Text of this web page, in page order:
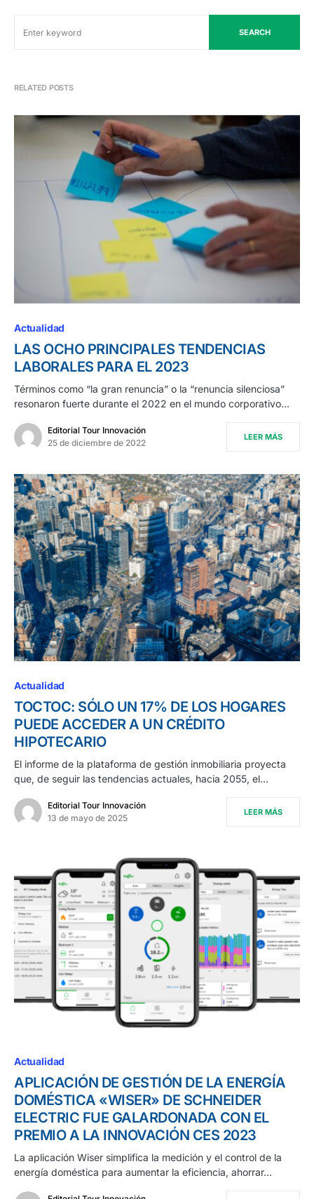
SEARCH
RELATED POSTS
Actualidad
LAS OCHO PRINCIPALES TENDENCIAS
LABORALES PARA EL 2023
Términos como “la gran renuncia” o la “renuncia silenciosa”
resonaron fuerte durante el 2022 en el mundo corporativo…
Editorial Tour Innovación
25 de diciembre de 2022
LEER MÁS
Actualidad
TOCTOC: SÓLO UN 17% DE LOS HOGARES
PUEDE ACCEDER A UN CRÉDITO
HIPOTECARIO
El informe de la plataforma de gestión inmobiliaria proyecta
que, de seguir las tendencias actuales, hacia 2055, el…
Editorial Tour Innovación
13 de mayo de 2025
LEER MÁS
Actualidad
APLICACIÓN DE GESTIÓN DE LA ENERGÍA
DOMÉSTICA «WISER» DE SCHNEIDER
ELECTRIC FUE GALARDONADA CON EL
PREMIO A LA INNOVACIÓN CES 2023
La aplicación Wiser simplifica la medición y el control de la
energía doméstica para aumentar la eficiencia, ahorrar…